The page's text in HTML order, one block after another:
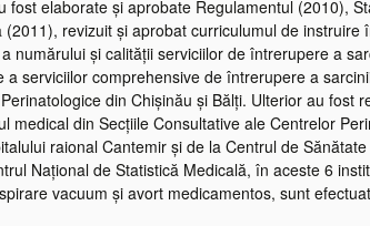
fost elaborate și aprobate Regulamentul (2010),
(2011), revizuit și aprobat curriculumul de
numărului și calității serviciilor de întrerupere a
a serviciilor comprehensive de întrerupere a
din Chișinău și Bălți. Ulterior au fost
medical din Secțiile Consultative ale Centrelor
raional Cantemir și de la Centrul de
Național de Statistică Medicală, în aceste 6
vacuum și avort medicamentos, sunt